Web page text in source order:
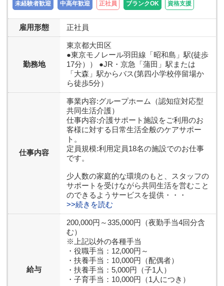
未経験者歓迎 中高年歓迎 正社員 ブランクOK 資格支援
雇用形態 正社員
勤務地
東京都大田区
●東京モノレール羽田線「昭和島」駅(徒歩
17分）） ●JR・京急「蒲田」駅または
「大森」駅からバス(第四小学校停留場か
ら徒歩5分）
仕事内容
事業内容:グループホーム（認知症対応型
共同生活介護）
仕事内容:介護サポート施設をご利用のお
客様に対する日常生活全般のケアサポー
ト。
定員規模:利用定員18名の施設でのお仕事
です。
少人数の家庭的な環境のもと、スタッフの
サポートを受けながら共同生活を営むこと
のできるようサービスを提供・・・
>>続きを読む
給与
200,000円～335,000円（夜勤手当4回分含
む）
※上記以外の各種手当
・役職手当：12,000円～
・扶養手当：10,000円（配偶者）
・扶養手当：5,000円（子1人）
・子育手当：10,000円（1人につき）